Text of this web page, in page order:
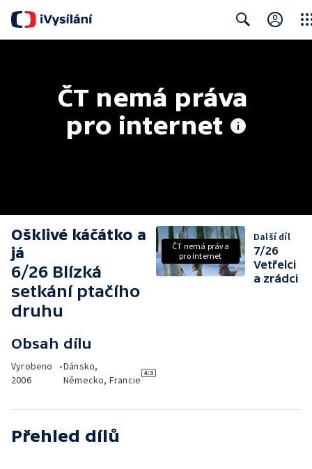
ČT nemá práva
pro internet
Ošklivé káčátko a
já
6/26 Blízká
setkání ptačího
druhu
Obsah dílu
Vyrobeno
2006
•Dánsko,
Německo, Francie
ČT nemá práva
pro internet
Další díl
7/26
Vetřelci
a zrádci
Přehled dílů